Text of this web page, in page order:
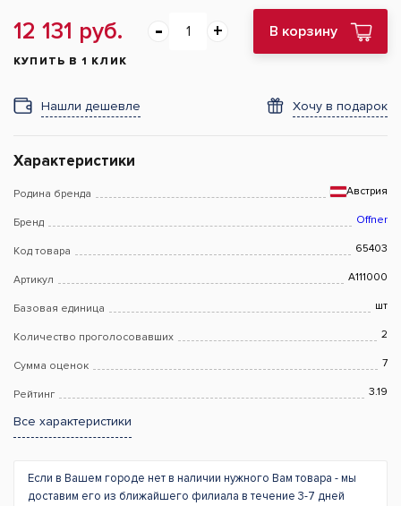
12 131 руб. В корзину
КУПИТЬ В 1 КЛИК
Нашли дешевле Хочу в подарок
Характеристики
Родина бренда Австрия
Бренд Offner
Код товара 65403
Артикул A111000
Базовая единица шт
Количество проголосовавших 2
Сумма оценок 7
Рейтинг 3.19
Все характеристики
Если в Вашем городе нет в наличии нужного Вам товара - мы
доставим его из ближайшего филиала в течение 3-7 дней